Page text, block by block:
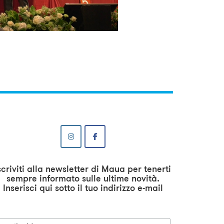
alla newsletter di Maua per tenerti
sempre informato sulle ultime novità.
Inserisci qui sotto il tuo indirizzo e-mail